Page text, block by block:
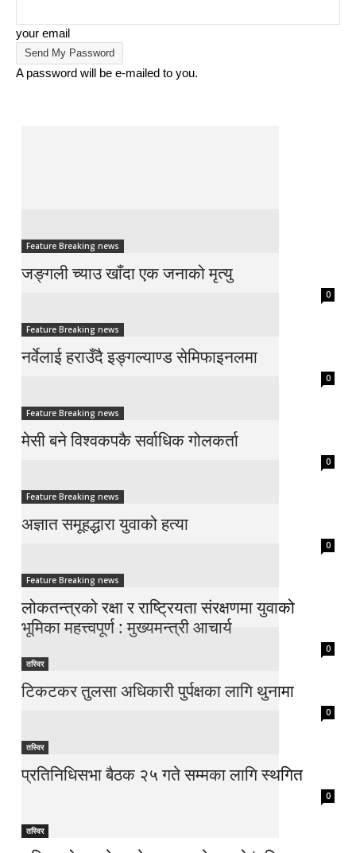
your email
A password will be e-mailed to you.
Feature Breaking news
जङ्गली च्याउ खाँदा एक जनाको मृत्यु
0
Feature Breaking news
नर्वेलाई हराउँदै इङ्गल्याण्ड सेमिफाइनलमा
0
Feature Breaking news
मेसी बने विश्वकपकै सर्वाधिक गोलकर्ता
0
Feature Breaking news
अज्ञात समूहद्धारा युवाको हत्या
0
Feature Breaking news
लोकतन्त्रको रक्षा र राष्ट्रियता संरक्षणमा युवाको
भूमिका महत्त्वपूर्ण : मुख्यमन्त्री आचार्य
0
तस्विर
टिकटकर तुलसा अधिकारी पुर्पक्षका लागि थुनामा
0
तस्विर
प्रतिनिधिसभा बैठक २५ गते सम्मका लागि स्थगित
0
तस्विर